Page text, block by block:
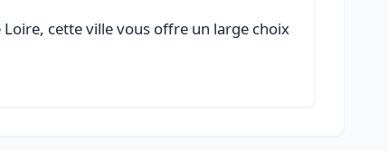
cette ville vous offre un large choix